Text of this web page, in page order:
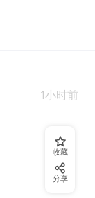
1小时前
收藏
分享